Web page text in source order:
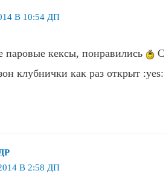
В 10:54 ДП
паровые кексы, понравились
С
клубнички как раз открыт :yes:
В 2:58 ДП